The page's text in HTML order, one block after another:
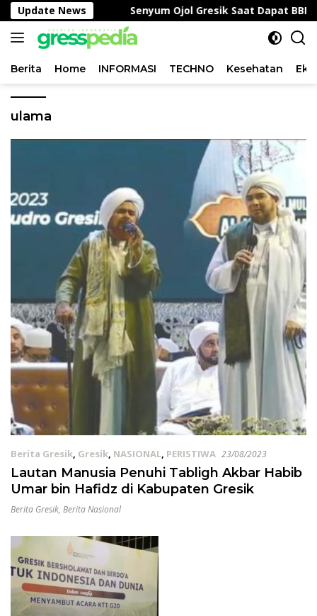
Langsung
ke
konten
Update News
Nasional Senyum Ojol Gresik Saat Dapat BBM
Berita Home INFORMASI TECHNO Kesehatan
ulama
Berita Gresik, Gresik, NASIONAL, PERISTIWA 23/08/2023
Lautan Manusia Penuhi Tabligh Akbar Habib
Umar bin Hafidz di Kabupaten Gresik
Berita Gresik, Berita Nasional